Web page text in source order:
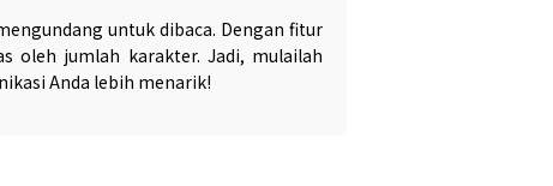
untuk dibaca. Dengan fitur
oleh jumlah karakter. Jadi, mulailah
Anda lebih menarik!